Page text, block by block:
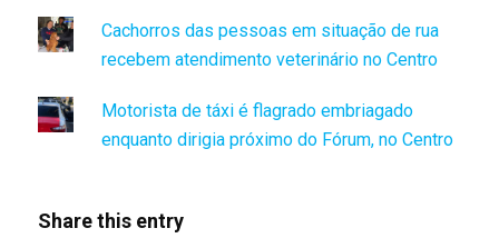
Cachorros das pessoas em situação de rua
recebem atendimento veterinário no Centro
Motorista de táxi é flagrado embriagado
enquanto dirigia próximo do Fórum, no Centro
Share this entry